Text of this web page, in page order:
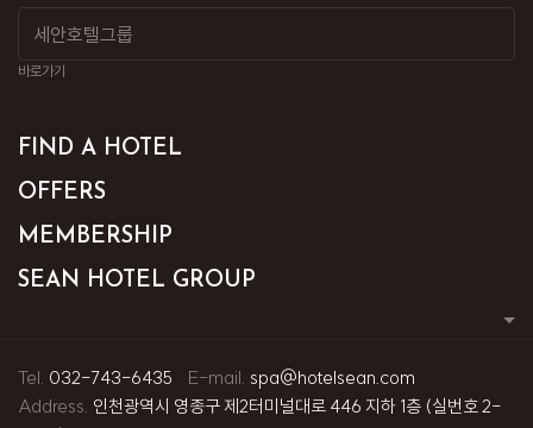
바로가기
Tel. 032-743-6435 E-mail. spa@hotelsean.com
Address. 인천광역시 영종구 제2터미널대로 446 지하 1층 (실번호 2-
FIND A HOTEL
OFFERS
MEMBERSHIP
SEAN HOTEL GROUP